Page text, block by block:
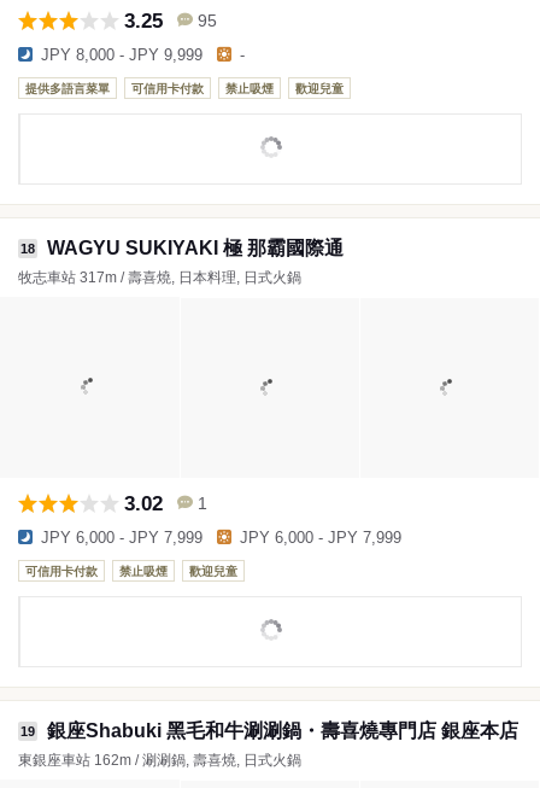
3.25 95
JPY 8,000 - JPY 9,999 -
提供多語言菜單 可信用卡付款 禁止吸煙 歡迎兒童
18 WAGYU SUKIYAKI 極 那霸國際通
牧志車站 317m / 壽喜燒, 日本料理, 日式火鍋
3.02 1
JPY 6,000 - JPY 7,999 JPY 6,000 - JPY 7,999
可信用卡付款 禁止吸煙 歡迎兒童
19 銀座Shabuki 黑毛和牛涮涮鍋・壽喜燒專門店 銀座本店
東銀座車站 162m / 涮涮鍋, 壽喜燒, 日式火鍋